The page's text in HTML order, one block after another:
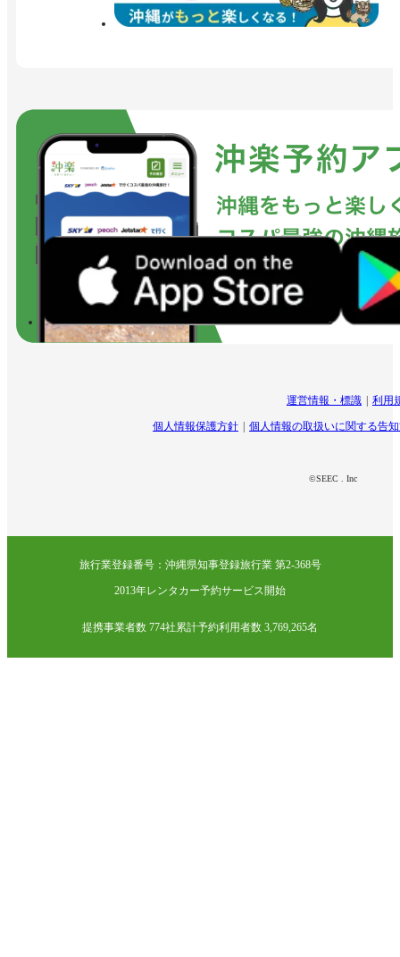
運営情報・標識 利用
個人情報保護方針 個人情報の取扱いに関する告
©SEEC . Inc
旅行業登録番号：沖縄県知事登録旅行業 第2-368号
2013年レンタカー予約サービス開始
提携事業者数 774社累計予約利用者数 3,769,265名